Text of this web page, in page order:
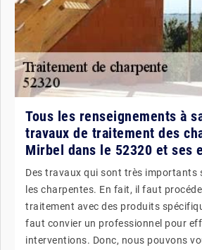
Tous les renseignements à
travaux de traitement des
Mirbel dans le 52320 et ses
Des travaux qui sont très importants
les charpentes. En fait, il faut
traitement avec des produits
faut convier un professionnel pour
interventions. Donc, nous pouvons